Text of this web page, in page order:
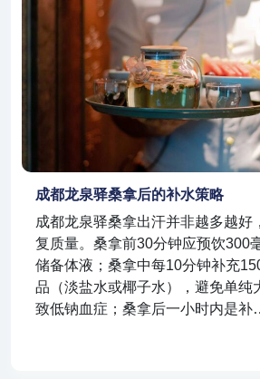
成都龙泉驿桑拿后的补水策略
成都龙泉驿桑拿出汗并非越多越好
复质量。桑拿前30分钟应预饮300
储备体液；桑拿中每10分钟补充
品（淡盐水或椰子水），避免单纯
致低钠血症；桑拿后一小时内是补